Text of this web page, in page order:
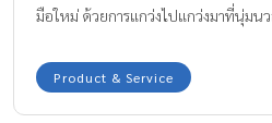
มือใหม่ ด้วยการแกว่งไปแกว่งมาที่นุ่ม
อัตโนมัติ 3 ระดับ มีโมบายห้อยให้ลูกน้อ
ธรรมชาติกล่อมลูกน้อย และปลอดภัยด้
Product & Service